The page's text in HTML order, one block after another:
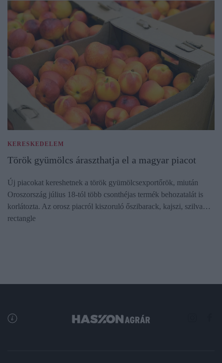
KERESKEDELEM
Török gyümölcs áraszthatja el a magyar piacot
Új piacokat kereshetnek a török gyümölcsexportőrök, miután
Oroszország július 18-tól több csonthéjas termék behozatalát is
korlátozta. Az orosz piacról kiszoruló őszibarack, kajszi, szilva…
rectangle